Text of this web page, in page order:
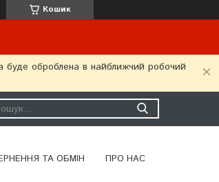
Кошик
буде оброблена в найближчий робочий
ТА ОБМІН ПРО НАС